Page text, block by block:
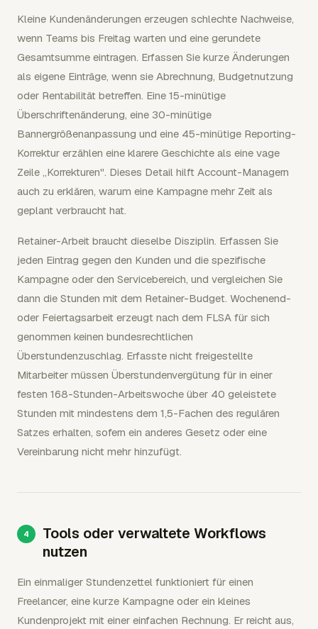
Kleine Kundenänderungen erzeugen schlechte Nachweise,
wenn Teams bis Freitag warten und eine gerundete
Gesamtsumme eintragen. Erfassen Sie kurze Änderungen
als eigene Einträge, wenn sie Abrechnung, Budgetnutzung
oder Rentabilität betreffen. Eine 15-minütige
Überschriftenänderung, eine 30-minütige
Bannergrößenanpassung und eine 45-minütige Reporting-
Korrektur erzählen eine klarere Geschichte als eine vage
Zeile „Korrekturen". Dieses Detail hilft Account-Managern
auch zu erklären, warum eine Kampagne mehr Zeit als
geplant verbraucht hat.
Retainer-Arbeit braucht dieselbe Disziplin. Erfassen Sie
jeden Eintrag gegen den Kunden und die spezifische
Kampagne oder den Servicebereich, und vergleichen Sie
dann die Stunden mit dem Retainer-Budget. Wochenend-
oder Feiertagsarbeit erzeugt nach dem FLSA für sich
genommen keinen bundesrechtlichen
Überstundenzuschlag. Erfasste nicht freigestellte
Mitarbeiter müssen Überstundenvergütung für in einer
festen 168-Stunden-Arbeitswoche über 40 geleistete
Stunden mit mindestens dem 1,5-Fachen des regulären
Satzes erhalten, sofern ein anderes Gesetz oder eine
Vereinbarung nicht mehr hinzufügt.
Tools oder verwaltete Workflows
nutzen
Ein einmaliger Stundenzettel funktioniert für einen
Freelancer, eine kurze Kampagne oder ein kleines
Kundenprojekt mit einer einfachen Rechnung. Er reicht aus,